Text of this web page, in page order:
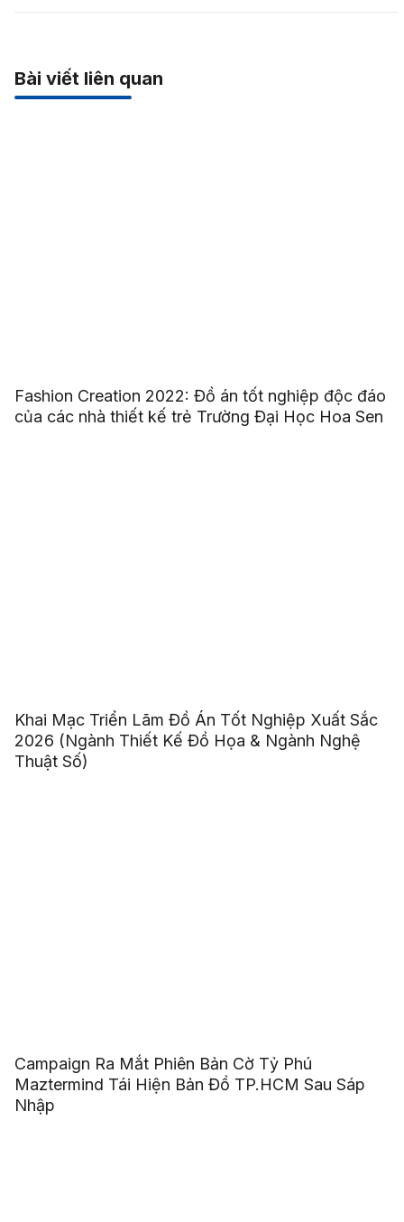
Bài viết liên quan
Fashion Creation 2022: Đồ án tốt nghiệp độc đáo
của các nhà thiết kế trẻ Trường Đại Học Hoa Sen
Khai Mạc Triển Lãm Đồ Án Tốt Nghiệp Xuất Sắc
2026 (Ngành Thiết Kế Đồ Họa & Ngành Nghệ
Thuật Số)
Campaign Ra Mắt Phiên Bản Cờ Tỷ Phú
Maztermind Tái Hiện Bản Đồ TP.HCM Sau Sáp
Nhập